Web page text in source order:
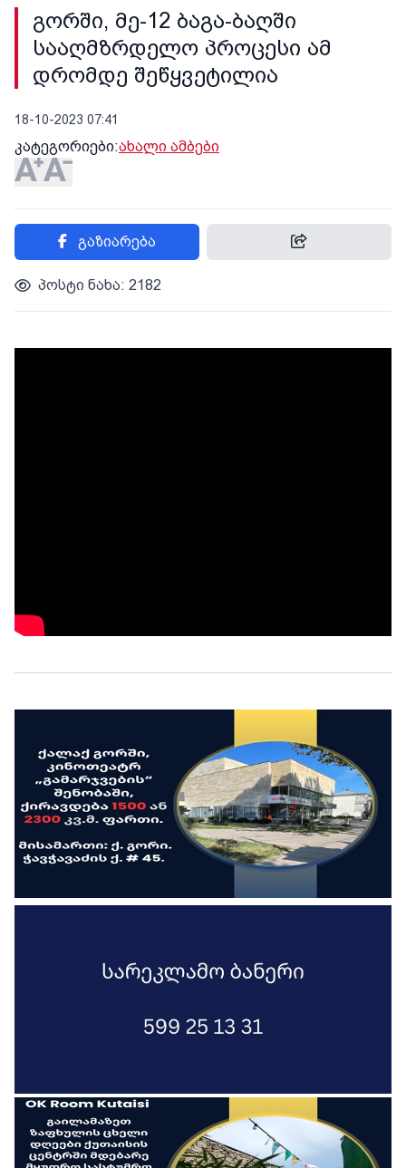
გორში, მე-12 ბაგა-ბაღში
სააღმზრდელო პროცესი ამ
დრომდე შეწყვეტილია
18-10-2023 07:41
კატეგორიები:ახალი ამბები
გაზიარება
პოსტი ნახა: 2182